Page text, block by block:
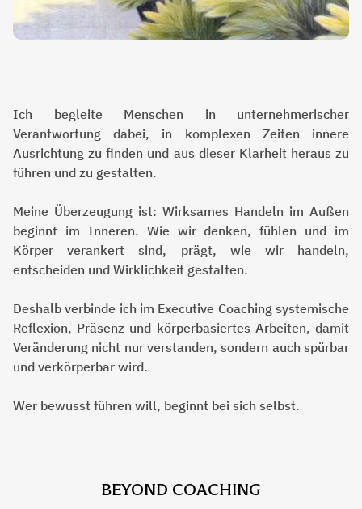
Ich begleite Menschen in unternehmerischer
Verantwortung dabei, in komplexen Zeiten innere
Ausrichtung zu finden und aus dieser Klarheit heraus zu
führen und zu gestalten.
Meine Überzeugung ist: Wirksames Handeln im Außen
beginnt im Inneren. Wie wir denken, fühlen und im
Körper verankert sind, prägt, wie wir handeln,
entscheiden und Wirklichkeit gestalten.
Deshalb verbinde ich im Executive Coaching systemische
Reflexion, Präsenz und körperbasiertes Arbeiten, damit
Veränderung nicht nur verstanden, sondern auch spürbar
und verkörperbar wird.
Wer bewusst führen will, beginnt bei sich selbst.
BEYOND COACHING